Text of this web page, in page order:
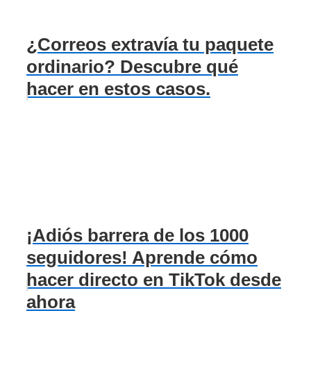
¿Correos extravía tu paquete
ordinario? Descubre qué
hacer en estos casos.
¡Adiós barrera de los 1000
seguidores! Aprende cómo
hacer directo en TikTok desde
ahora